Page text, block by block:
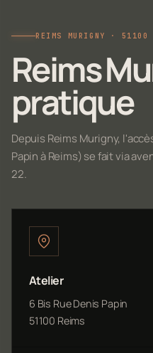
REIMS MURIGNY · 51100
Reims
pratique
Depuis Reims Murigny,
Papin à Reims) se fait via
22.
Atelier
6 Bis Rue Denis Papin
51100 Reims